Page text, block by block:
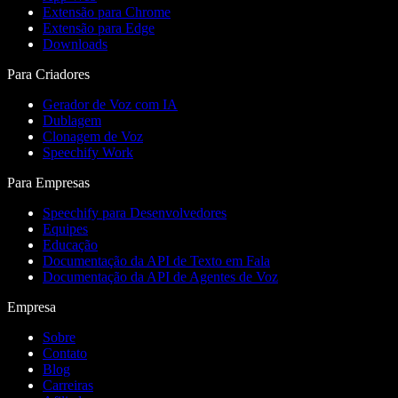
Extensão para Chrome
Extensão para Edge
Downloads
Para Criadores
Gerador de Voz com IA
Dublagem
Clonagem de Voz
Speechify Work
Para Empresas
Speechify para Desenvolvedores
Equipes
Educação
Documentação da API de Texto em Fala
Documentação da API de Agentes de Voz
Empresa
Sobre
Contato
Blog
Carreiras